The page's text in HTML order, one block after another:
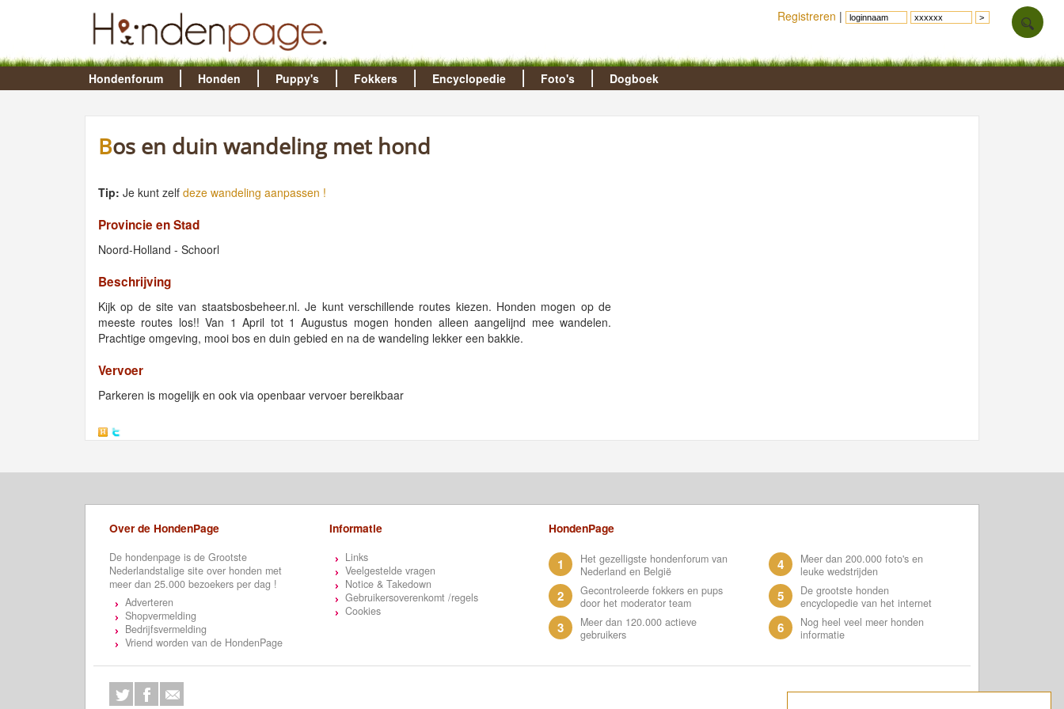
Hondenforum Honden Puppy's Fokkers Encyclopedie Foto's Dogboek
Bos en duin wandeling met hond
Tip: Je kunt zelf deze wandeling aanpassen !
Provincie en Stad
Noord-Holland - Schoorl
Beschrijving
Kijk op de site van staatsbosbeheer.nl. Je kunt verschillende routes kiezen. Honden mogen op de
meeste routes los!! Van 1 April tot 1 Augustus mogen honden alleen aangelijnd mee wandelen.
Prachtige omgeving, mooi bos en duin gebied en na de wandeling lekker een bakkie.
Vervoer
Parkeren is mogelijk en ook via openbaar vervoer bereikbaar
Registreren |
Over de HondenPage
De hondenpage is de Grootste
Nederlandstalige site over honden met
meer dan 25.000 bezoekers per dag !
Adverteren
Shopvermelding
Bedrijfsvermelding
Vriend worden van de HondenPage
Informatie
Links
Veelgestelde vragen
Notice & Takedown
Gebruikersoverenkomt /regels
Cookies
HondenPage
1
Het gezelligste hondenforum van
Nederland en België
2
Gecontroleerde fokkers en pups
door het moderator team
3
Meer dan 120.000 actieve
gebruikers
4
Meer dan 200.000 foto's en
leuke wedstrijden
5
De grootste honden
encyclopedie van het internet
6
Nog heel veel meer honden
informatie